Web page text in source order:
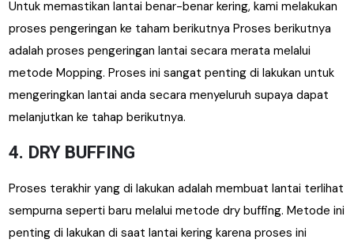
Untuk memastikan lantai benar-benar kering, kami melakukan
proses pengeringan ke taham berikutnya Proses berikutnya
adalah proses pengeringan lantai secara merata melalui
metode Mopping. Proses ini sangat penting di lakukan untuk
mengeringkan lantai anda secara menyeluruh supaya dapat
melanjutkan ke tahap berikutnya.
4. DRY BUFFING
Proses terakhir yang di lakukan adalah membuat lantai terlihat
sempurna seperti baru melalui metode dry buffing. Metode ini
penting di lakukan di saat lantai kering karena proses ini